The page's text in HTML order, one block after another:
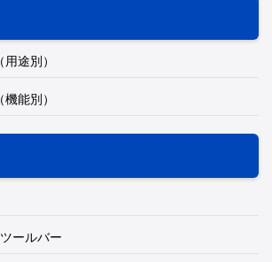
途別）
能別）
ールバー